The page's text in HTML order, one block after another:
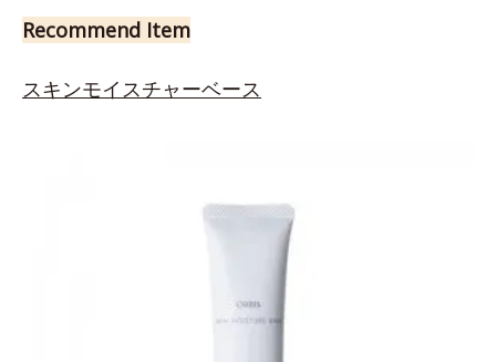
Recommend Item
スキンモイスチャーベース